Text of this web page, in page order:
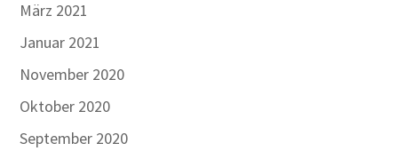
März 2021
Januar 2021
November 2020
Oktober 2020
September 2020